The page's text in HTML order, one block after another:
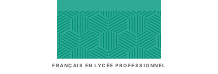
FRANÇAIS EN LYCÉE PROFESSIONNEL